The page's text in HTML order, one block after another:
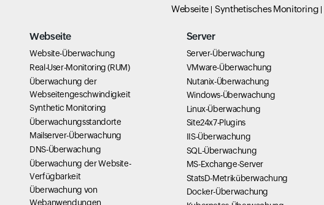
Webseite Synthetisches Monitoring
Webseite
Website-Überwachung
Real-User-Monitoring (RUM)
Überwachung der
Webseitengeschwindigkeit
Synthetic Monitoring
Überwachungsstandorte
Mailserver-Überwachung
DNS-Überwachung
Überwachung der Website-
Verfügbarkeit
Überwachung von
Webanwendungen
Server
Server-Überwachung
VMware-Überwachung
Nutanix-Überwachung
Windows-Überwachung
Linux-Überwachung
Site24x7-Plugins
IIS-Überwachung
SQL-Überwachung
MS-Exchange-Server
StatsD-Metriküberwachung
Docker-Überwachung